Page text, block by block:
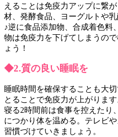
えることは免疫力アップに繋
材、発酵食品、ヨーグルトや
♪逆に食品添加物、合成着色料
物は免疫力を下げてしまうの
ょう！
◆2.質の良い睡眠を
睡眠時間を確保することも大
とることで免疫力が上がりま
寝る2時間前は食事を控えたり
につかり体を温める。テレビ
習慣づけていきましょう。